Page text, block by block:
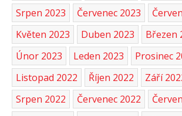
Srpen 2023
Červenec 2023
Květen 2023
Duben 2023
Březen
Únor 2023
Leden 2023
Prosinec
Listopad 2022
Říjen 2022
Září
Srpen 2022
Červenec 2022